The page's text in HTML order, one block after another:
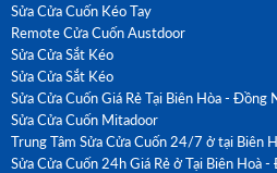
Sửa Cửa Cuốn Kéo Tay
Remote Cửa Cuốn Austdoor
Sửa Cửa Sắt Kéo
Sửa Cửa Sắt Kéo
Sửa Cửa Cuốn Giá Rẻ Tại Biên Hòa -
Sửa Cửa Cuốn Mitadoor
Trung Tâm Sửa Cửa Cuốn 24/7 ở tại Biên
Sửa Cửa Cuốn 24h Giá Rẻ ở Tại Biên